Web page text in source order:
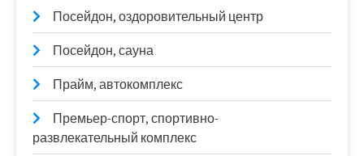
Посейдон, оздоровительный центр
Посейдон, сауна
Прайм, автокомплекс
Премьер-спорт, спортивно-
развлекательный комплекс